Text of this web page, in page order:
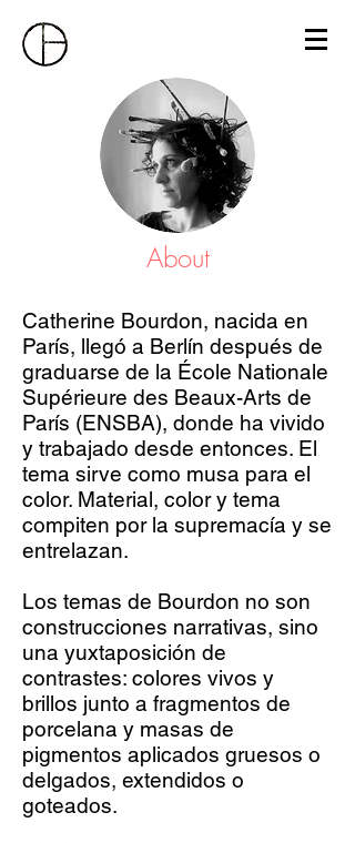
About
Catherine Bourdon, nacida en
París, llegó a Berlín después de
graduarse de la École Nationale
Supérieure des Beaux-Arts de
París (ENSBA), donde ha vivido
y trabajado desde entonces. El
tema sirve como musa para el
color. Material, color y tema
compiten por la supremacía y se
entrelazan.
Los temas de Bourdon no son
construcciones narrativas, sino
una yuxtaposición de
contrastes: colores vivos y
brillos junto a fragmentos de
porcelana y masas de
pigmentos aplicados gruesos o
delgados, extendidos o
goteados.